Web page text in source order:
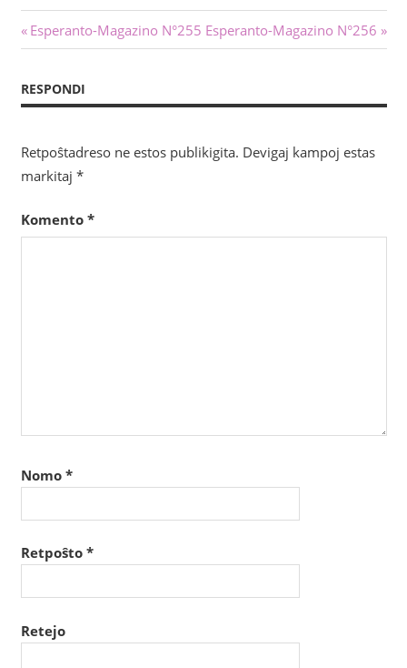
Navigado
afiŝoj
Antaŭa
afiŝo:
Esperanto-Magazino N°255 Sekva
afiŝo:
Esperanto-Magazino N°256
RESPONDI
Retpoŝtadreso ne estos publikigita. Devigaj kampoj estas
markitaj *
Komento *
Nomo *
Retpoŝto *
Retejo